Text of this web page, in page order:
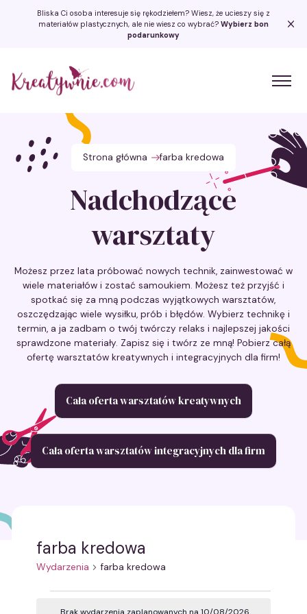
Bliska Ci osoba interesuje się rękodziełem? Wiesz, że ucieszy się z
materiałów plastycznych, ale nie wiesz co wybrać? Wybierz bon
podarunkowy
Kreatywnie.com
Strona główna farba kredowa
Nadchodzące
warsztaty
Możesz przez lata próbować nowych technik, zainwestować w
wiele materiałów i zostać samoukiem. Możesz też przyjść i
spotkać się za mną podczas wyjątkowych warsztatów,
oszczędzając wiele wysiłku, prób i błędów. Wybierz technikę i
termin, a ja zadbam o twój twórczy relaks i najlepszej jakości
sprawdzone materiały. Zapisz się i twórz ze mną! Pobierz całą
ofertę warsztatów kreatywnych i integracyjnych dla firm!
Cała oferta warsztatów kreatywnych
Cała oferta warsztatów integracyjnych dla firm
farba kredowa
Wydarzenia farba kredowa
Wydarzenia